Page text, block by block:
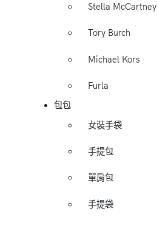
Stella McCartney
Tory Burch
Michael Kors
Furla
包包
女裝手袋
手提包
單肩包
手提袋